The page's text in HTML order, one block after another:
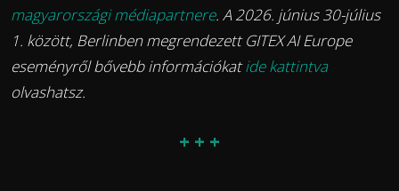
magyarországi médiapartnere. A 2026. június 30-július
1. között, Berlinben megrendezett GITEX AI Europe
eseményről bővebb információkatide kattintva
olvashatsz.
+ + +